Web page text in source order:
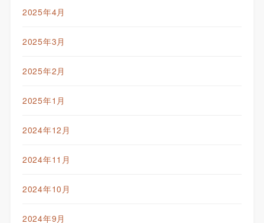
2025年4月
2025年3月
2025年2月
2025年1月
2024年12月
2024年11月
2024年10月
2024年9月